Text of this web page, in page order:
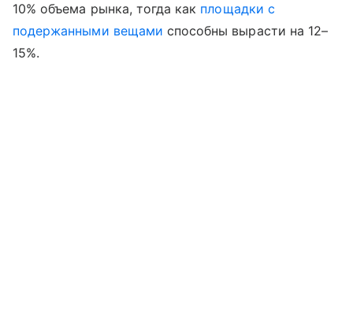
10% объема рынка, тогда как площадки с
подержанными вещами способны вырасти на 12–
15%.